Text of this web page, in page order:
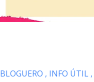
BLOGUERO INFO ÚTIL